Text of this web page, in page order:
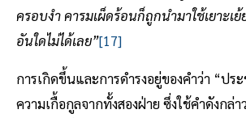
ครอบงำ คารมเผ็ดร้อนก็ถูกนำมาใช้เยาะเ
อันใดไม่ได้เลย”[17]
การเกิดขึ้นและการดำรงอยู่ของคำว่า “ปร
ความเกื้อกูลจากทั้งสองฝ่าย ซึ่งใช้คำดังกล่า